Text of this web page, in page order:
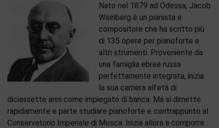
Nato nel 1879 ad Odessa, Jacob
Weinberg è un pianista e
compositore che ha scritto più
di 135 opere per pianoforte e
altri strumenti. Proveniente da
una famiglia ebrea russa
perfettamente integrata, inizia
la sua carriera all’età di
diciassette anni come impiegato di banca. Ma si dimette
rapidamente e parte studiare pianoforte e contrappunto al
Conservatorio Imperiale di Mosca. Inizia allora a comporre